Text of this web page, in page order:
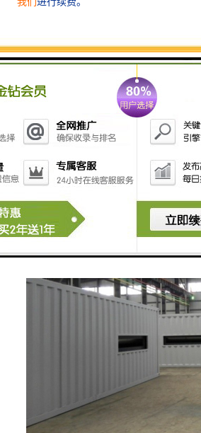
池，系统高度集成，可移动集装箱式。
大大减少磁分离关键部件的磨损，设备正常使用寿命
，使得矿井水井下处理难度远远高于地面，包括井